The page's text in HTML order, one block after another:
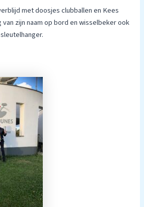
met doosjes clubballen en Kees
zijn naam op bord en wisselbeker ook